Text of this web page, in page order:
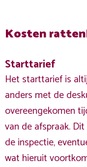
Kosten
Starttarief
Het starttarief is
anders met de
overeengekomen
van de afspraak.
de inspectie,
wat hieruit